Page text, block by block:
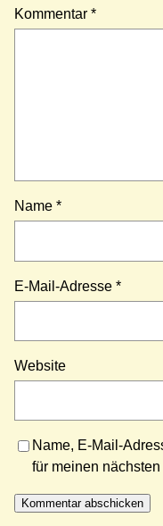
Kommentar *
Name *
E-Mail-Adresse *
Website
Name, E-Mail-
für meinen